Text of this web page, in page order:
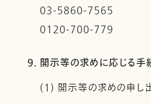
03-5860-7565
0120-700-779
9. 開示等の求めに応じる手
(1) 開示等の求めの申し